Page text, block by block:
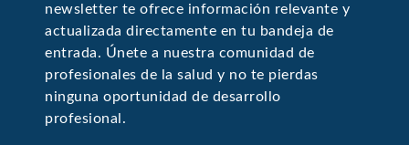
newsletter te ofrece información relevante y
actualizada directamente en tu bandeja de
entrada. Únete a nuestra comunidad de
profesionales de la salud y no te pierdas
ninguna oportunidad de desarrollo
profesional.